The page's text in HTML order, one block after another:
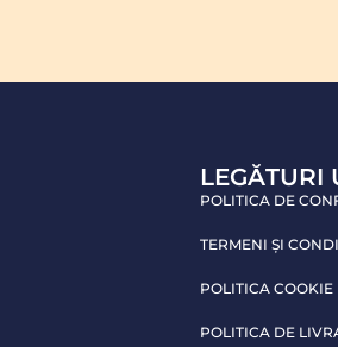
LEGĂTURI
POLITICA DE
TERMENI ŞI
POLITICA COOKIE
POLITICA DE